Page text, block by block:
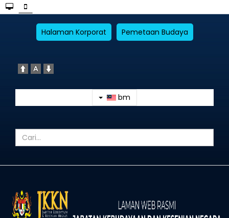
Halaman Korporat Pemetaan Budaya
bm